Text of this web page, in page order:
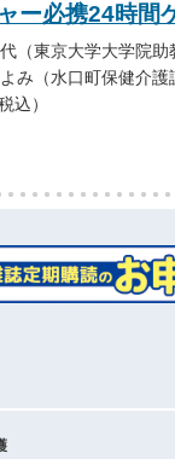
ー必携24時間
（東京大学大学院助
み（水口町保健介護
込）